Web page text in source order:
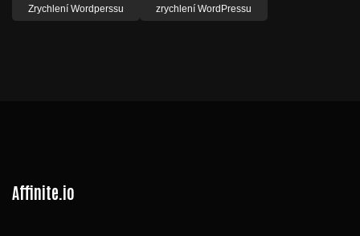
Zrychlení Wordperssu zrychlení WordPressu
Affinite.io